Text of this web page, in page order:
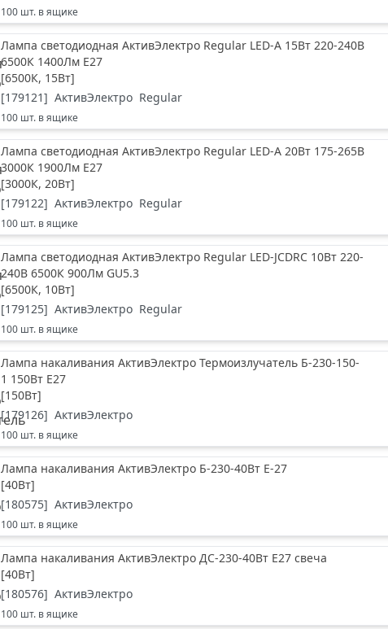
100 шт. в ящике
Лампа светодиодная АктивЭлектро Regular LED-A 15Вт 220-240В
6500К 1400Лм Е27
[6500К, 15Вт]
[179121] АктивЭлектро Regular
100 шт. в ящике
Лампа светодиодная АктивЭлектро Regular LED-A 20Вт 175-265В
3000К 1900Лм Е27
[3000К, 20Вт]
[179122] АктивЭлектро Regular
100 шт. в ящике
Лампа светодиодная АктивЭлектро Regular LED-JCDRC 10Вт 220-
240В 6500К 900Лм GU5.3
[6500К, 10Вт]
[179125] АктивЭлектро Regular
100 шт. в ящике
Лампа накаливания АктивЭлектро Термоизлучатель Б-230-150-
1 150Вт Е27
[150Вт]
[179126] АктивЭлектро
100 шт. в ящике
Лампа накаливания АктивЭлектро Б-230-40Вт Е-27
[40Вт]
[180575] АктивЭлектро
100 шт. в ящике
Лампа накаливания АктивЭлектро ДС-230-40Вт Е27 свеча
[40Вт]
[180576] АктивЭлектро
100 шт. в ящике